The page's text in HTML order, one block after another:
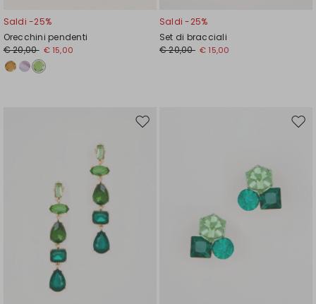
Saldi -25%
Orecchini pendenti
€ 20,00 € 15,00
Saldi -25%
Set di bracciali
€ 20,00 € 15,00
Sposta